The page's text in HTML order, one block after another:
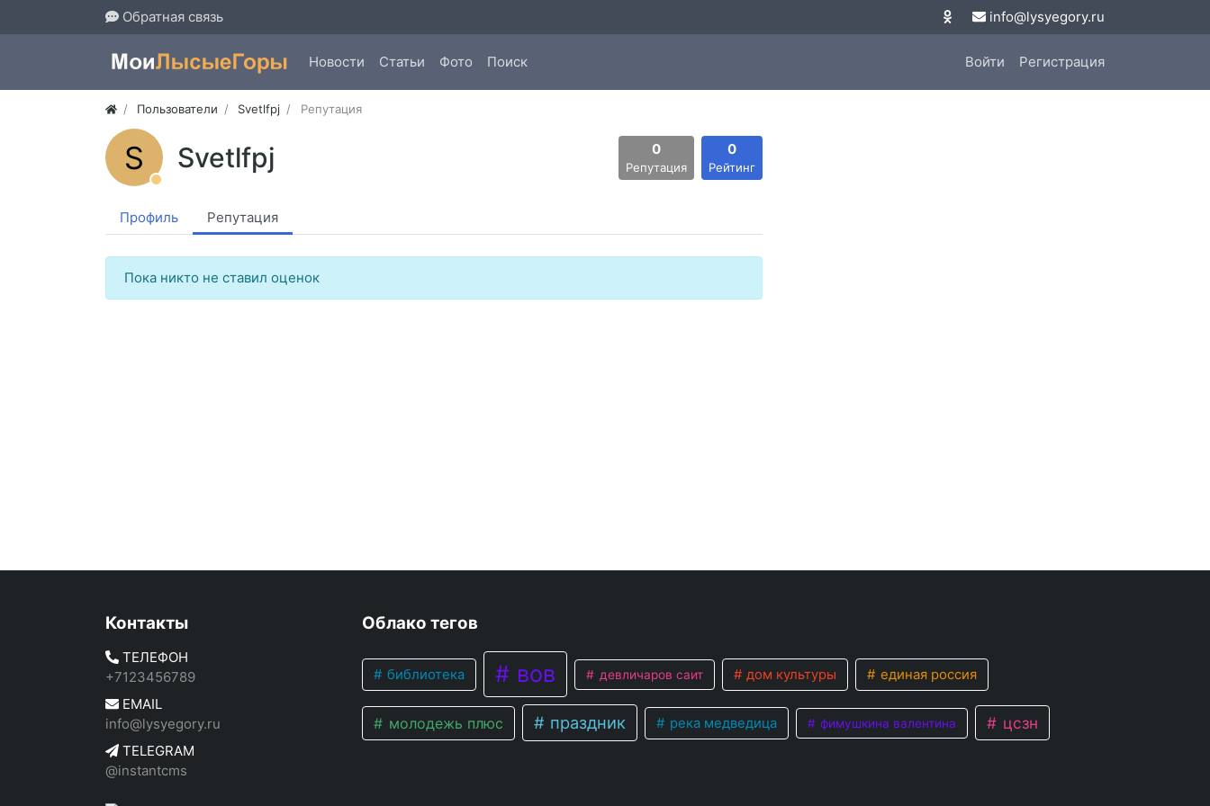
Обратная связь info@lysyegory.ru
Новости Статьи Фото Поиск Войти Регистрация
Пользователи Svetlfpj Репутация
S Svetlfpj 0
Репутация
0
Рейтинг
Профиль Репутация
Пока никто не ставил оценок
Контакты
ТЕЛЕФОН
+7123456789
EMAIL
info@lysyegory.ru
TELEGRAM
@instantcms
Облако тегов
библиотека вов девличаров саит дом культуры единая россия
молодежь плюс праздник река медведица фимушкина валентина цсзн